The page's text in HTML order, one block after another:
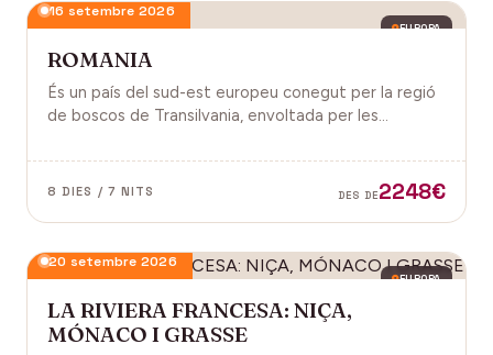
EUROPA
16 setembre 2026
ROMANIA
És un país del sud-est europeu conegut per la regió
de boscos de Transilvania, envoltada per les
segle XIV i el Castell de Peles.
8 DIES / 7 NITS DES DE2248€
EUROPA
20 setembre 2026
LA RIVIERA FRANCESA: NIÇA,
MÓNACO I GRASSE